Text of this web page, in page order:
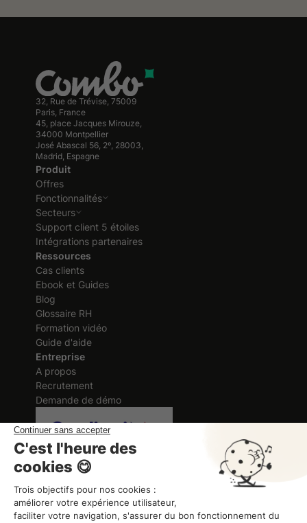
32, Rue de Trévise, 75009
Paris, France
45, place Jacques Mirouze,
34000 Montpellier
José Abascal 56, 2º, 28003,
Madrid, Espagne
Produit
Offres
Fonctionnalités
Secteurs
Support client 5 étoiles
Intégrations partenaires
Ressources
Cas clients
Ebook et Guides
Blog
Glossaire RH
Formation vidéo
Guide d'aide
Entreprise
A propos
Recrutement
Demande de démo
Certification délivrée au titre des
actions de formation
ORGANISME DE FORMATION